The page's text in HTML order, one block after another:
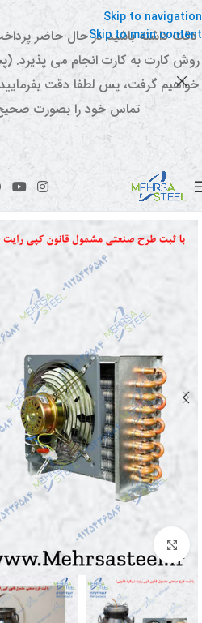
Skip to navigation
Skip to main content
دقت داشته باشید در حال حاضر
روش کارت به کارت انجام می پذیرد.
خواهیم گرفت، پس لطفا دقت
تماس خود را بصورت صحیح
برای بزرگنمایی کلیک کنید